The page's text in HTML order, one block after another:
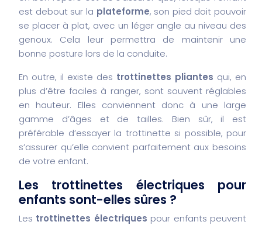
est debout sur la plateforme, son pied doit pouvoir
se placer à plat, avec un léger angle au niveau des
genoux. Cela leur permettra de maintenir une
bonne posture lors de la conduite.
En outre, il existe des trottinettes pliantes qui, en
plus d’être faciles à ranger, sont souvent réglables
en hauteur. Elles conviennent donc à une large
gamme d’âges et de tailles. Bien sûr, il est
préférable d’essayer la trottinette si possible, pour
s’assurer qu’elle convient parfaitement aux besoins
de votre enfant.
Les trottinettes électriques pour
enfants sont-elles sûres ?
Les trottinettes électriques pour enfants peuvent